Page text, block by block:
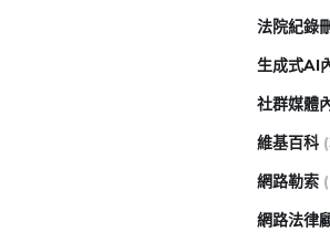
法院紀錄
生成式AI
社群媒體
維基百科
網路勒索
網路法律